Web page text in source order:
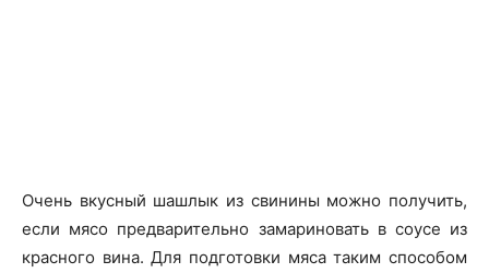
Очень вкусный шашлык из свинины можно получить,
если мясо предварительно замариновать в соусе из
красного вина. Для подготовки мяса таким способом